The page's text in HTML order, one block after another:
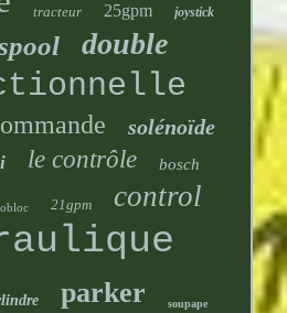
tracteur 25gpm joystick
double
solénoïde
le contrôle bosch
21gpm control
parker soupape